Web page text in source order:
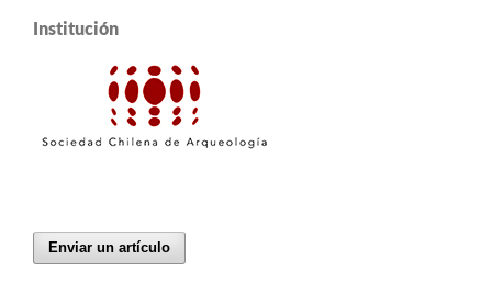
Institución
Enviar un artículo